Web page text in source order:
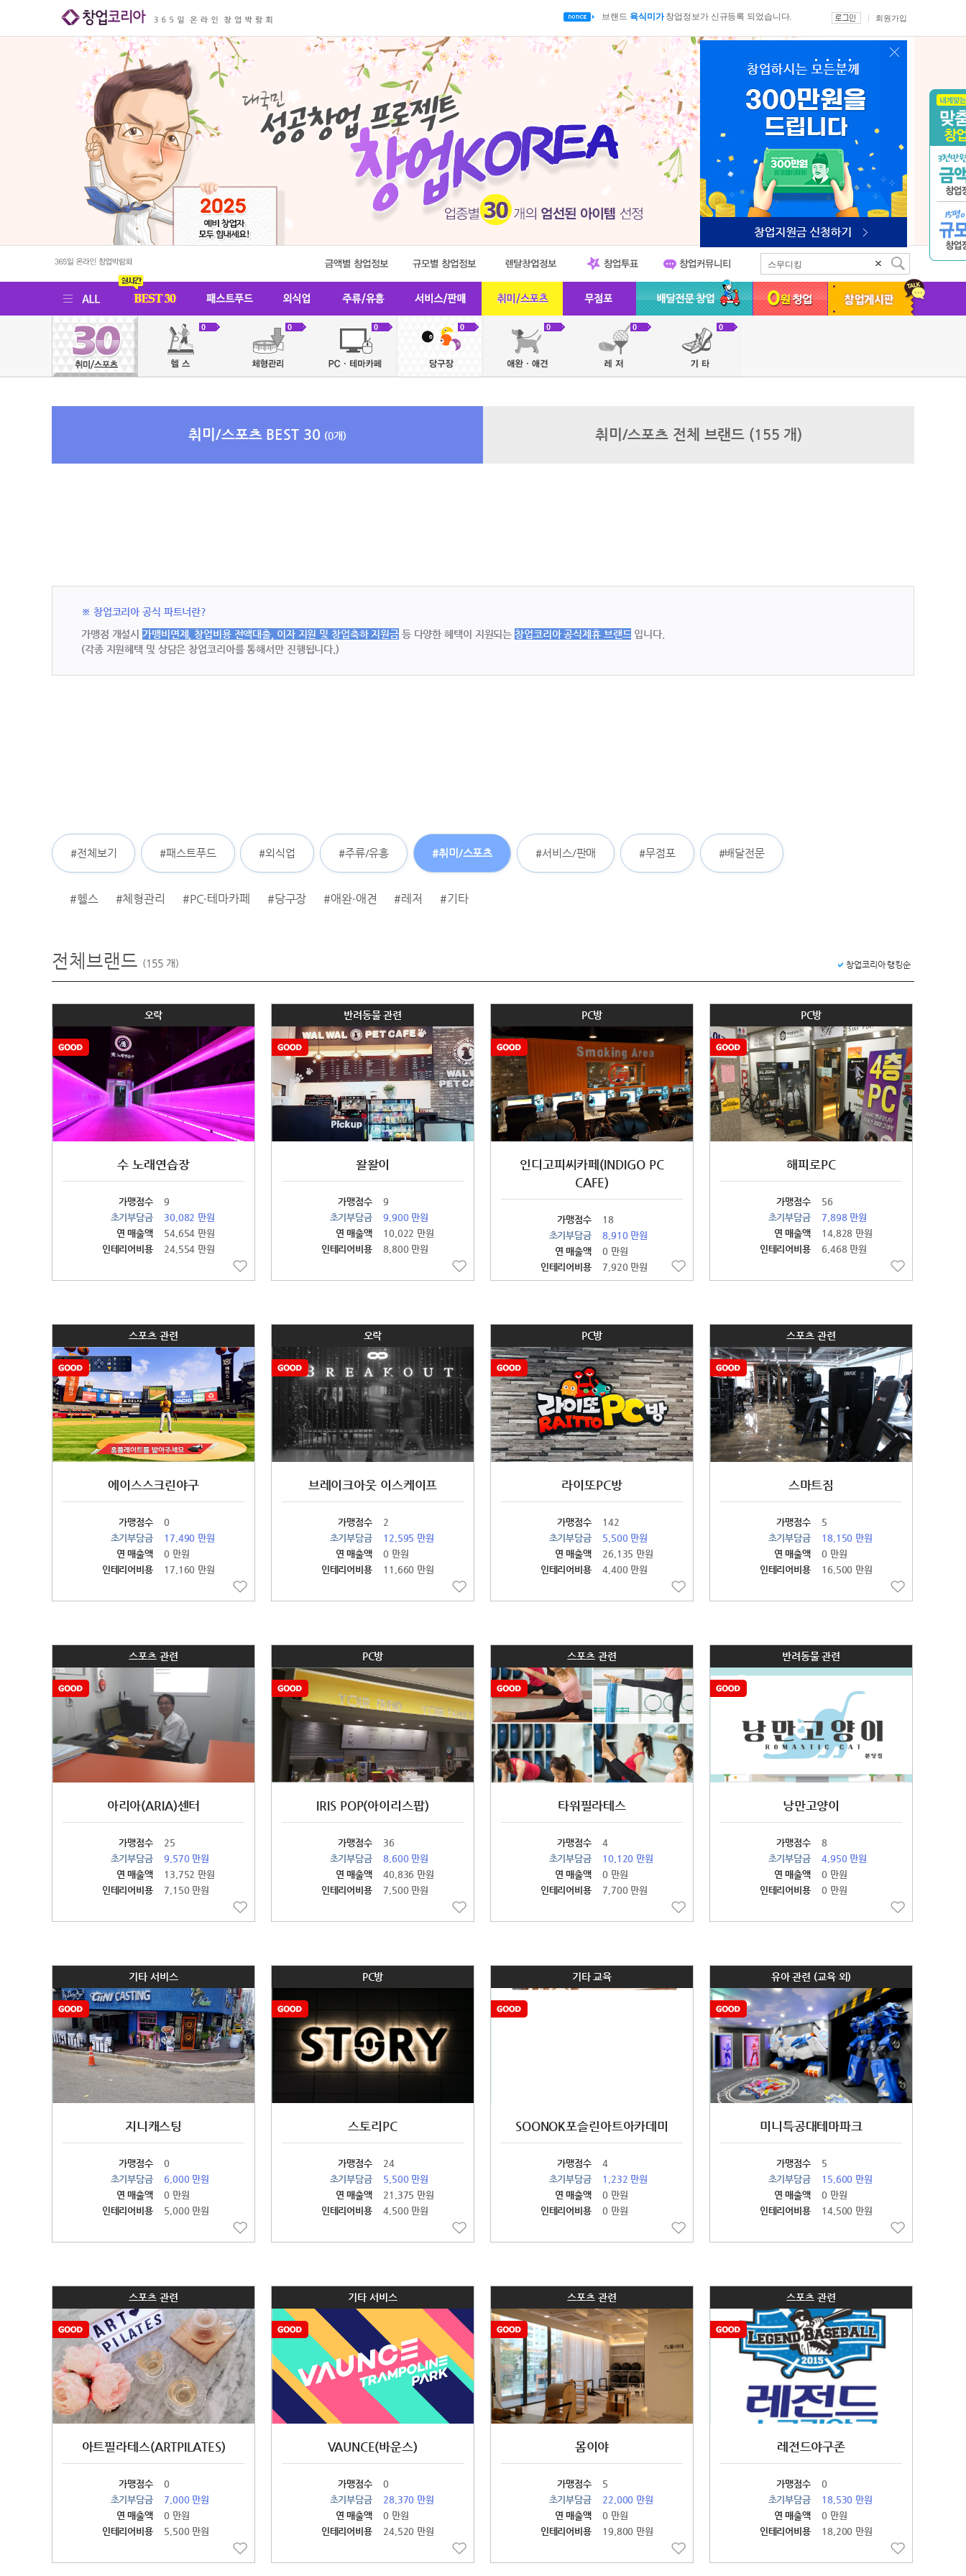
회원가입
브랜드 치킨멤버창업정보가 신규등록 되었습니다.
브랜드푸줏간삼겹돼지구이전문점창업정보가 신규등록 되었습니다.
브랜드
양목장1274-2
창업정보가 신규등록 되었습니다.
브랜드88시장버거
창업정보가 신규등록 되었습니다.
브랜드마싰는끼니창업정보가 신규등록 되었습니다.
브랜드미콩커피창업정보가 신규등록 되었습니다.
브랜드
곱깨비창업정보가 신규등록 되었습니다.
브랜드
루이스버거창업정보가 등록 되었습니다
브랜드
간성동해반점 창업정보가 신규등록 되었습니다.
털보고된이창업정보가 신규등록 되었습니다.
창업정보가 신규등록 되었습니다.
브랜드미스터피자
창업정보가 신규등록 되었습니다.
창업정보가 신규등록 되었습니다.
창업정보가 신규등록 되었습니다.
브랜드 푸줏간삼겹돼지구이전문점
창업정보가 신규등록 되었습니다.
창업정보가 신규등록 되었습니다.
브랜드
88시장버거창업정보가 신규등록 되었습니다.
브랜드마싰는끼니
창업정보가 신규등록 되었습니다.
브랜드
창업정보가 신규등록 되었습니다.
브랜드
창업정보가 신규등록 되었습니다.
브랜드루이스버거창업정보가 등록 되었습니다
스무디킹
서브웨이
커피전문점
족발
치킨
0 0 0 0 0 0 0
취미/스포츠 BEST 30 (0개) 취미/스포츠 전체 브랜드 (155 개)
※ 창업코리아 공식 파트너란?
가맹점 개설시가맹비면제, 창업비용 전액대출, 이자 지원 및 창업축하 지원금등 다양한 혜택이 지원되는창업코리아 공식제휴 브랜드 입니다.
(각종 지원혜택 및 상담은 창업코리아를 통해서만 진행됩니다.)
#전체보기 #패스트푸드 #외식업 #주류/유흥 #취미/스포츠 #서비스/판매 #무점포 #배달전문
#헬스 #체형관리 #PC·테마카페 #당구장 #애완·애견 #레저 #기타
전체브랜드 (155개) 창업코리아 랭킹순
오락
수 노래연습장
가맹점수
9
초기부담금
30,082 만원
연 매출액
54,654 만원
인테리어비용
24,554 만원
반려동물 관련
왈왈이
가맹점수
9
초기부담금
9,900 만원
연 매출액
10,022 만원
인테리어비용
8,800 만원
PC방
인디고피씨카페(INDIGO PC
CAFE)
가맹점수
18
초기부담금
8,910 만원
연 매출액
0 만원
인테리어비용
7,920 만원
PC방
해피로PC
가맹점수
56
초기부담금
7,898 만원
연 매출액
14,828 만원
인테리어비용
6,468 만원
스포츠 관련
에이스스크린야구
가맹점수
0
초기부담금
17,490 만원
연 매출액
0 만원
인테리어비용
17,160 만원
오락
브레이크아웃 이스케이프
가맹점수
2
초기부담금
12,595 만원
연 매출액
0 만원
인테리어비용
11,660 만원
PC방
라이또PC방
가맹점수
142
초기부담금
5,500 만원
연 매출액
26,135 만원
인테리어비용
4,400 만원
스포츠 관련
스마트짐
가맹점수
5
초기부담금
18,150 만원
연 매출액
0 만원
인테리어비용
16,500 만원
스포츠 관련
아리아(ARIA)센터
가맹점수
25
초기부담금
9,570 만원
연 매출액
13,752 만원
인테리어비용
7,150 만원
PC방
IRIS POP(아이리스팝)
가맹점수
36
초기부담금
8,600 만원
연 매출액
40,836 만원
인테리어비용
7,500 만원
스포츠 관련
타워필라테스
가맹점수
4
초기부담금
10,120 만원
연 매출액
0 만원
인테리어비용
7,700 만원
반려동물 관련
낭만고양이
가맹점수
8
초기부담금
4,950 만원
연 매출액
0 만원
인테리어비용
0 만원
기타 서비스
지니캐스팅
가맹점수
0
초기부담금
6,000 만원
연 매출액
0 만원
인테리어비용
5,000 만원
PC방
스토리PC
가맹점수
24
초기부담금
5,500 만원
연 매출액
21,375 만원
인테리어비용
4,500 만원
기타 교육
SOONOK포슬린아트아카데미
가맹점수
4
초기부담금
1,232 만원
연 매출액
0 만원
인테리어비용
0 만원
유아 관련 (교육 외)
미니특공대테마파크
가맹점수
5
초기부담금
15,600 만원
연 매출액
0 만원
인테리어비용
14,500 만원
스포츠 관련
아트필라테스(ARTPILATES)
가맹점수
0
초기부담금
7,000 만원
연 매출액
0 만원
인테리어비용
5,500 만원
기타 서비스
VAUNCE(바운스)
가맹점수
0
초기부담금
28,370 만원
연 매출액
0 만원
인테리어비용
24,520 만원
스포츠 관련
몸이야
가맹점수
5
초기부담금
22,000 만원
연 매출액
0 만원
인테리어비용
19,800 만원
스포츠 관련
레전드야구존
가맹점수
0
초기부담금
18,530 만원
연 매출액
0 만원
인테리어비용
18,200 만원